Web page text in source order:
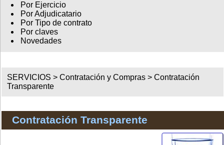
Por Ejercicio
Por Adjudicatario
Por Tipo de contrato
Por claves
Novedades
SERVICIOS >Contratación y Compras >Contratación
Transparente
Contratación Transparente